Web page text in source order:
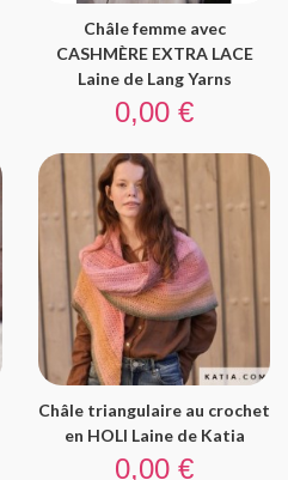
Châle femme avec
CASHMÈRE EXTRA LACE
Laine de Lang Yarns
Prix
0,00 €
Châle triangulaire au crochet
en HOLI Laine de Katia
Prix
0,00 €